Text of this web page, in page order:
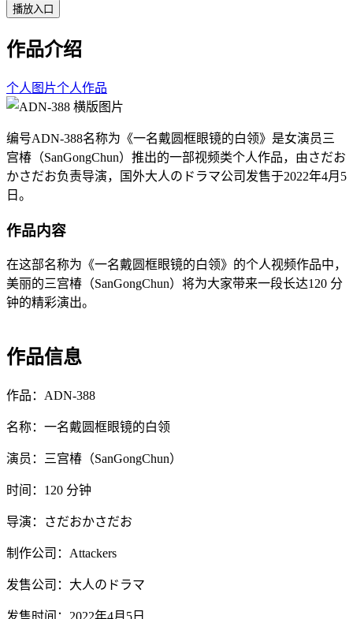
播放入口
作品介绍
个人图片个人作品
编号ADN-388名称为《一名戴圆框眼镜的白领》是女演员三
宫椿（SanGongChun）推出的一部视频类个人作品，由さだお
かさだお负责导演，国外大人のドラマ公司发售于2022年4月5
日。
作品内容
在这部名称为《一名戴圆框眼镜的白领》的个人视频作品中，
美丽的三宫椿（SanGongChun）将为大家带来一段长达120 分
钟的精彩演出。
作品信息
作品：ADN-388
名称：一名戴圆框眼镜的白领
演员：三宫椿（SanGongChun）
时间：120 分钟
导演：さだおかさだお
制作公司：Attackers
发售公司：大人のドラマ
发售时间：2022年4月5日